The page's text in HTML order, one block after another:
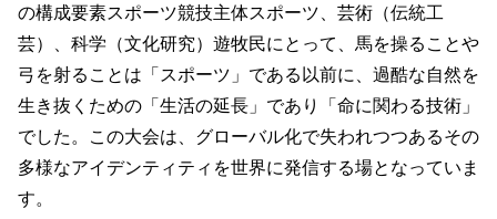
の構成要素スポーツ競技主体スポーツ、芸術（伝統工
芸）、科学（文化研究）遊牧民にとって、馬を操ることや
弓を射ることは「スポーツ」である以前に、過酷な自然を
生き抜くための「生活の延長」であり「命に関わる技術」
でした。この大会は、グローバル化で失われつつあるその
多様なアイデンティティを世界に発信する場となっていま
す。